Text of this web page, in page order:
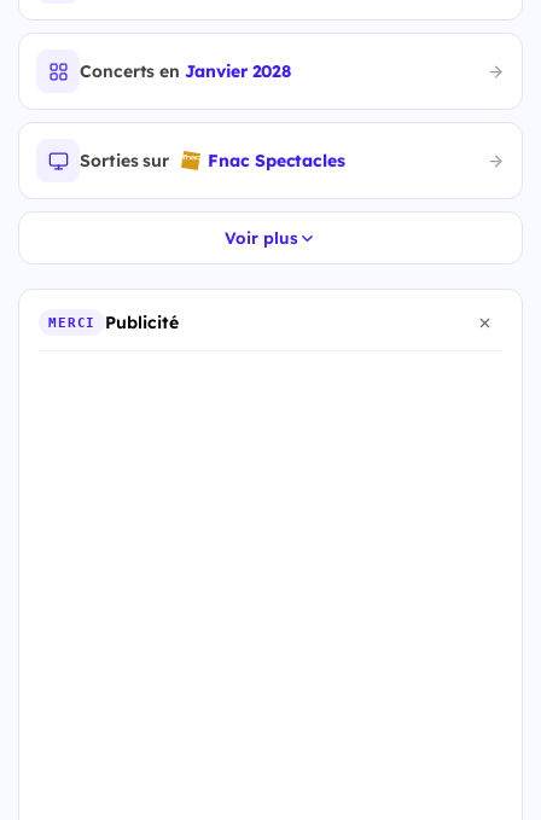
Concerts enJanvier 2028
Sorties sur Fnac Spectacles
Voir plus
MERCI Publicité